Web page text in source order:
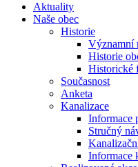
Aktuality
Naše obec
Historie
Významní
Historie
Historické
Současnost
Anketa
Kanalizace
Informace
Stručný
Informace